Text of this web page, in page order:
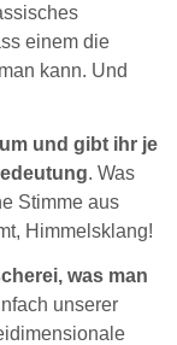
einem die
kann. Und
und gibt ihr je
. Was
Stimme aus
Himmelsklang!
was man
unserer